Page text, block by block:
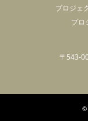
プロジェ
プロ
〒543-
©